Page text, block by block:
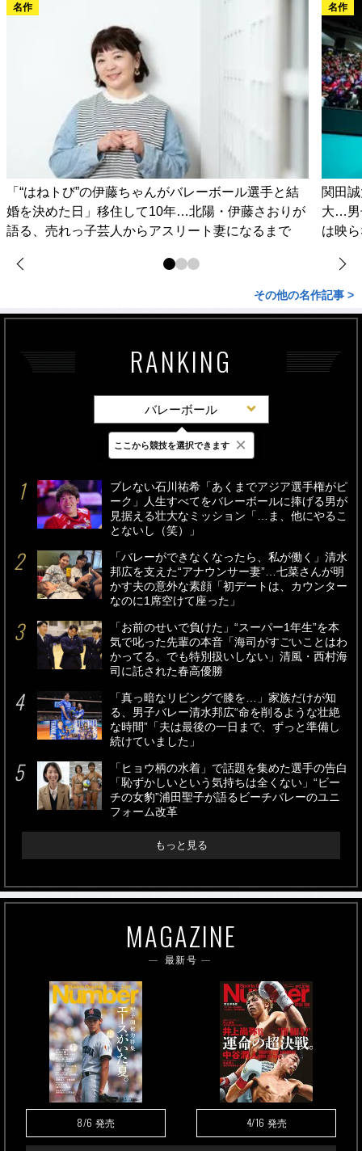
名作
「“はねトび”の伊藤ちゃんがバレーボール選手と結
婚を決めた日」移住して10年…北陽・伊藤さおりが
語る、売れっ子芸人からアスリート妻になるまで
名作
関田
大…男
は映
その他の名作記事 >
RANKING
バレーボール
最新 24時間 週間
ブレない石川祐希「あくまでアジア選手権がピ
ーク」人生すべてをバレーボールに捧げる男が
見据える壮大なミッション「…ま、他にやるこ
とないし（笑）」
「バレーができなくなったら、私が働く」清水
邦広を支えた“アナウンサー妻”…七菜さんが明
かす夫の意外な素顔「初デートは、カウンター
なのに1席空けて座った」
「お前のせいで負けた」“スーパー1年生”を本
気で叱った先輩の本音「海司がすごいことはわ
かってる。でも特別扱いしない」清風・西村海
司に託された春高優勝
「真っ暗なリビングで膝を…」家族だけが知
る、男子バレー清水邦広“命を削るような壮絶
な時間”「夫は最後の一日まで、ずっと準備し
続けていました」
「ヒョウ柄の水着」で話題を集めた選手の告白
「恥ずかしいという気持ちは全くない」“ビー
チの女豹”浦田聖子が語るビーチバレーのユニ
フォーム改革
もっと見る
MAGAZINE
最新号
8/6 発売 4/16 発売
ここから競技を選択できます ×